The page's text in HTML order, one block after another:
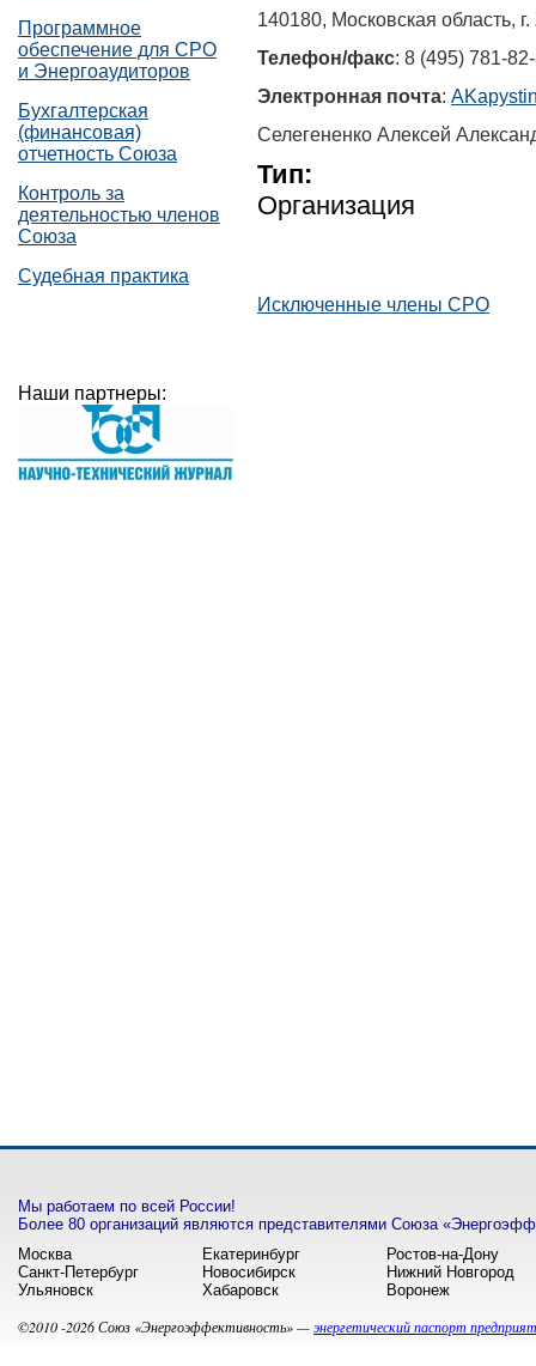
Программное
обеспечение для СРО
и Энергоаудиторов
Бухгалтерская
(финансовая)
отчетность Союза
Контроль за
деятельностью членов
Союза
Судебная практика
Наши партнеры:
140180, Московская область,
Телефон/факс: 8 (495) 781-
Электронная почта:
Селегененко Алексей
Тип:
Организация
Исключенные члены СРО
Мы работаем по всей России!
Более 80 организаций являются представителями Союза
Москва
Екатеринбург
Ростов-на-Дону
Санкт-Петербург
Новосибирск
Нижний Новгород
Ульяновск
Хабаровск Воронеж
©2010 -2026 Союз «Энергоэффективность» —энергетический паспорт